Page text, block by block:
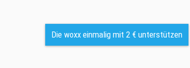
Die woxx einmalig mit 2 € unterstützen